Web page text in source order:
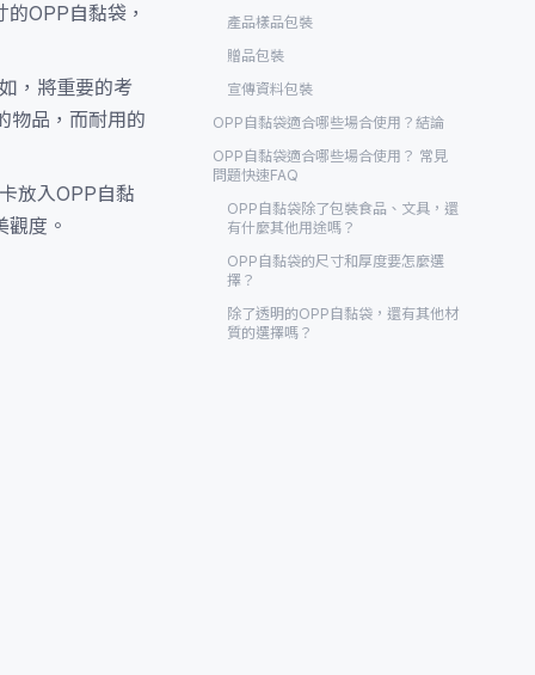
OPP自黏袋，
，將重要的考
物品，而耐用的
放入OPP自黏
度。
產品樣品包裝
贈品包裝
宣傳資料包裝
OPP自黏袋適合哪些場合使用？結論
OPP自黏袋適合哪些場合使用？ 常見
問題快速FAQ
OPP自黏袋除了包裝食品、文具，還
有什麼其他用途嗎？
OPP自黏袋的尺寸和厚度要怎麼選
擇？
除了透明的OPP自黏袋，還有其他材
質的選擇嗎？